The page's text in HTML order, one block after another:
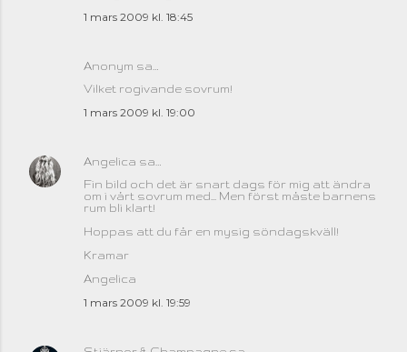
1 mars 2009 kl. 18:45
Anonym sa…
Vilket rogivande sovrum!
1 mars 2009 kl. 19:00
Angelica sa…
Fin bild och det är snart dags för mig att ändra
om i vårt sovrum med... Men först måste barnens
rum bli klart!
Hoppas att du får en mysig söndagskväll!
Kramar
Angelica
1 mars 2009 kl. 19:59